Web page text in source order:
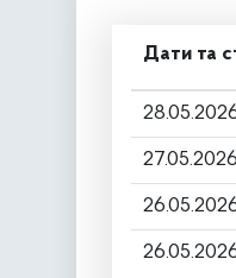
Дати та
27.05.2026